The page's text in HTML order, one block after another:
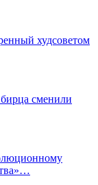
худсоветом
сменили